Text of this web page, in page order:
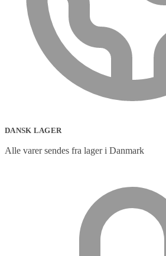
DANSK LAGER
Alle varer sendes fra lager i Danmark